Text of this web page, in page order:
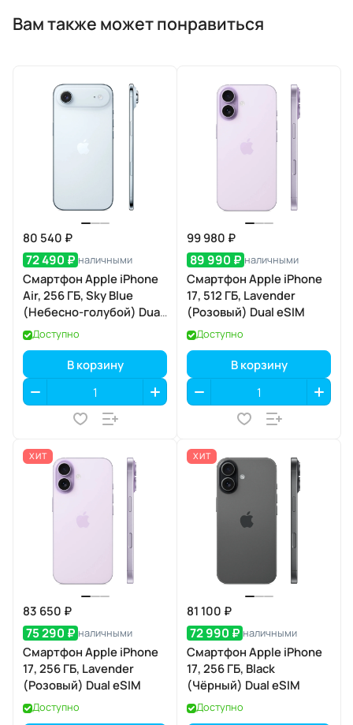
Вам также может понравиться
80 540 ₽
72 490 ₽ наличными
Смартфон Apple iPhone
Air, 256 ГБ, Sky Blue
(Небесно-голубой) Dual
eSIM
Доступно
В корзину
99 980 ₽
89 990 ₽ наличными
Смартфон Apple iPhone
17, 512 ГБ, Lavender
(Розовый) Dual eSIM
Доступно
В корзину
ХИТ
83 650 ₽
75 290 ₽ наличными
Смартфон Apple iPhone
17, 256 ГБ, Lavender
(Розовый) Dual eSIM
Доступно
ХИТ
81 100 ₽
72 990 ₽ наличными
Смартфон Apple iPhone
17, 256 ГБ, Black
(Чёрный) Dual eSIM
Доступно